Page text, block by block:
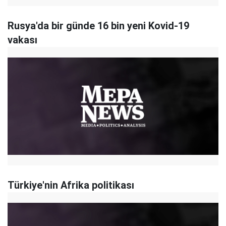
Rusya'da bir günde 16 bin yeni Kovid-19
vakası
Türkiye'nin Afrika politikası